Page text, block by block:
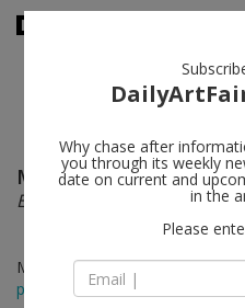
Manuel León follow
El traslado. Primer paso
May 28 - Oct 09, 2015
press release
Why chase after
you through its weekly
date on current and
in the
Please